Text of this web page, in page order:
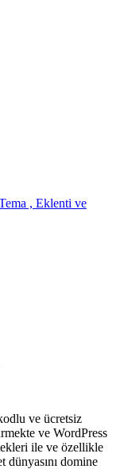
ve ücretsiz
ve WordPress
ile ve özellikle
dünyasını domine